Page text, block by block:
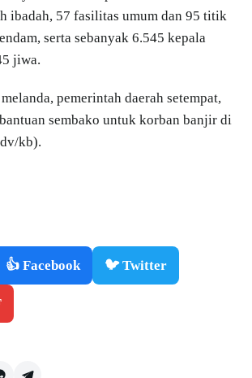
ibadah, 57 fasilitas umum dan 95 titik
serta sebanyak 6.545 kepala
jiwa.
pemerintah daerah setempat,
sembako untuk korban banjir di
kb).
👍 Facebook 🐦 Twitter